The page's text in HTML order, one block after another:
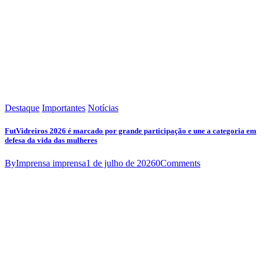
Destaque Importantes Notícias
FutVidreiros 2026 é marcado por grande participação e une a categoria em
defesa da vida das mulheres
ByImprensa imprensa1 de julho de 20260Comments